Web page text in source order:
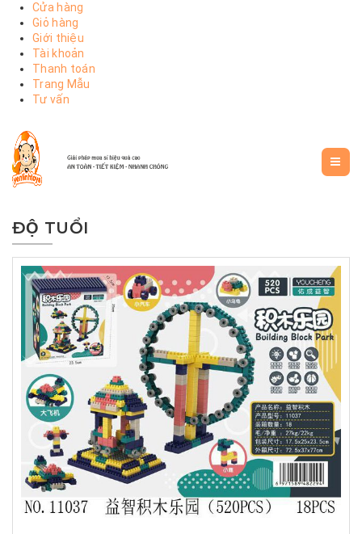
Cửa hàng
Giỏ hàng
Giới thiệu
Tài khoản
Thanh toán
Trang Mẫu
Tư vấn
ĐỘ TUỔI